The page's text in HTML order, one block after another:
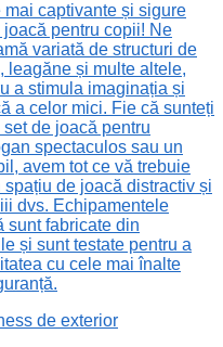
mai captivante și sigure
pentru copii! Ne
variată de structuri de
leagăne și multe altele,
a stimula imaginația și
a celor mici. Fie că sunteți
de joacă pentru
spectaculos sau un
avem tot ce vă trebuie
spațiu de joacă distractiv și
dvs. Echipamentele
sunt fabricate din
și sunt testate pentru a
cu cele mai înalte
de exterior